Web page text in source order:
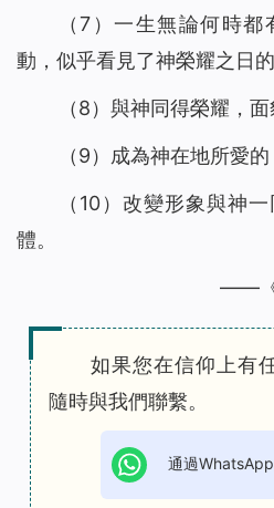
（7）一生無論何時
動，似乎看見了神榮耀之日的
（8）與神同得榮耀，
（9）成為神在地所愛
（10）改變形象與神
體。
——《
如果您在信仰上有
隨時與我們聯繫。
通過